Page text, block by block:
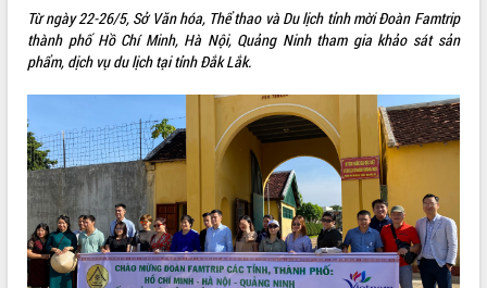
SỞ, BAN, NGÀNH
UBND CÁC XÃ, PHƯỜNG
THÔNG TIN CHỈ ĐẠO ĐIỀU HÀNH
HỆ THỐNG VĂN BẢN
VĂN BẢN HĐND TỈNH
ĐIỂM TIN VĂN BẢN
QUY HOẠCH - KẾ HOẠCH
Từ ngày 22-26/5, Sở Văn hóa, Thể thao và Du lịch tỉnh mời Đoàn Famtrip
thành phố Hồ Chí Minh, Hà Nội, Quảng Ninh tham gia khảo sát sản
phẩm, dịch vụ du lịch tại tỉnh Đắk Lắk.